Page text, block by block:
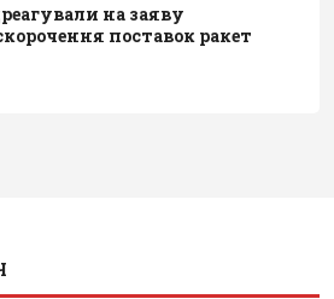
на заяву
поставок ракет